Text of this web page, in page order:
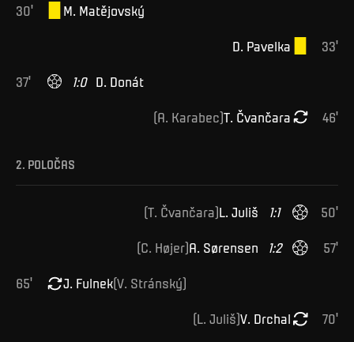
30' M Matějovský
33'
D Pavelka
37' 1:0 D Donát
46'
T Čvančara
(A Karabec)
2. POLOČAS
50'
1:1
L. Juliš
(T. Čvančara)
57'
1:2
A. Sørensen
(C. Højer)
65' J. Fulnek(V. Stránský)
70'
V. Drchal
(L. Juliš)